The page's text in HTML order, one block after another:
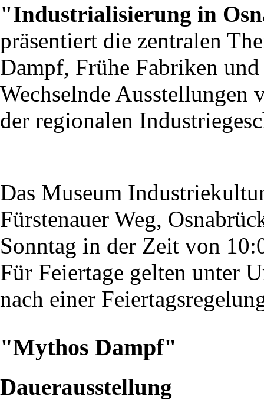
"Industrialisierung in
präsentiert die zentralen
Dampf, Frühe Fabriken
Wechselnde
der regionalen
Das Museum
Fürstenauer Weg,
Sonntag in der Zeit von
Für Feiertage gelten unter
nach einer
"Mythos Dampf"
Dauerausstellung